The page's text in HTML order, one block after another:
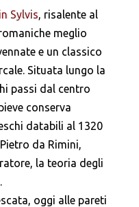
Sylvis, risalente al
meglio
e un classico
Situata lungo la
passi dal centro
conserva
databili al 1320
da Rimini,
la teoria degli
oggi alle pareti